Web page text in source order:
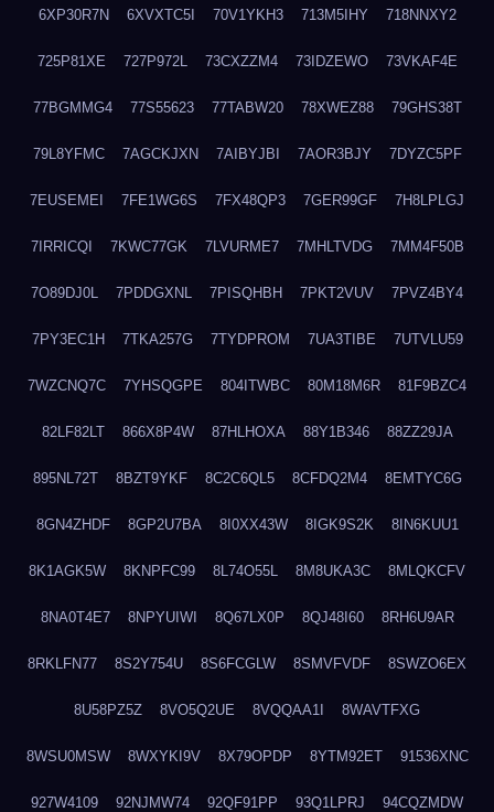
6XP30R7N 6XVXTC5I 70V1YKH3 713M5IHY 718NNXY2
725P81XE 727P972L 73CXZZM4 73IDZEWO 73VKAF4E
77BGMMG4 77S55623 77TABW20 78XWEZ88 79GHS38T
79L8YFMC 7AGCKJXN 7AIBYJBI 7AOR3BJY 7DYZC5PF
7EUSEMEI 7FE1WG6S 7FX48QP3 7GER99GF 7H8LPLGJ
7IRRICQI 7KWC77GK 7LVURME7 7MHLTVDG 7MM4F50B
7O89DJ0L 7PDDGXNL 7PISQHBH 7PKT2VUV 7PVZ4BY4
7PY3EC1H 7TKA257G 7TYDPROM 7UA3TIBE 7UTVLU59
7WZCNQ7C 7YHSQGPE 804ITWBC 80M18M6R 81F9BZC4
82LF82LT 866X8P4W 87HLHOXA 88Y1B346 88ZZ29JA
895NL72T 8BZT9YKF 8C2C6QL5 8CFDQ2M4 8EMTYC6G
8GN4ZHDF 8GP2U7BA 8I0XX43W 8IGK9S2K 8IN6KUU1
8K1AGK5W 8KNPFC99 8L74O55L 8M8UKA3C 8MLQKCFV
8NA0T4E7 8NPYUIWI 8Q67LX0P 8QJ48I60 8RH6U9AR
8RKLFN77 8S2Y754U 8S6FCGLW 8SMVFVDF 8SWZO6EX
8U58PZ5Z 8VO5Q2UE 8VQQAA1I 8WAVTFXG
8WSU0MSW 8WXYKI9V 8X79OPDP 8YTM92ET 91536XNC
927W4109 92NJMW74 92QF91PP 93Q1LPRJ 94CQZMDW